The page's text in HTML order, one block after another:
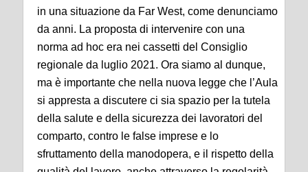
in una situazione da Far West, come denunciamo
da anni. La proposta di intervenire con una
norma ad hoc era nei cassetti del Consiglio
regionale da luglio 2021. Ora siamo al dunque,
ma è importante che nella nuova legge che l’Aula
si appresta a discutere ci sia spazio per la tutela
della salute e della sicurezza dei lavoratori del
comparto, contro le false imprese e lo
sfruttamento della manodopera, e il rispetto della